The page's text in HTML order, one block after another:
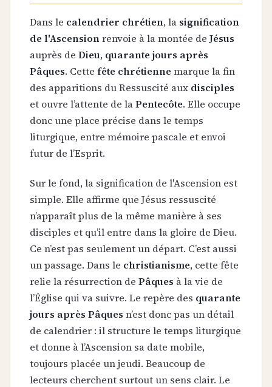
Dans le calendrier chrétien, la signification
de l'Ascensionrenvoie à la montée de Jésus
auprès de Dieu, quarante jours après
Pâques. Cette fête chrétienne marque la fin
des apparitions du Ressuscité aux disciples
et ouvre l’attente de laPentecôte. Elle occupe
donc une place précise dans le temps
liturgique, entre mémoire pascale et envoi
futur de l’Esprit.
Sur le fond, la signification de l'Ascension est
simple. Elle affirme que Jésus ressuscité
n’apparaît plus de la même manière à ses
disciples et qu’il entre dans la gloire de Dieu.
Ce n’est pas seulement un départ. C’est aussi
un passage. Dans le christianisme, cette fête
relie la résurrection de Pâques à la vie de
l’Église qui va suivre. Le repère des quarante
jours après Pâques n’est donc pas un détail
de calendrier : il structure le temps liturgique
et donne à l’Ascension sa date mobile,
toujours placée un jeudi. Beaucoup de
lecteurs cherchent surtout un sens clair. Le